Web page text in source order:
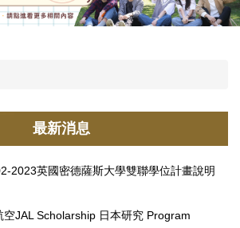
最新消息
2023英國密德薩斯大學雙聯學位計畫說明
空JAL Scholarship 日本研究 Program